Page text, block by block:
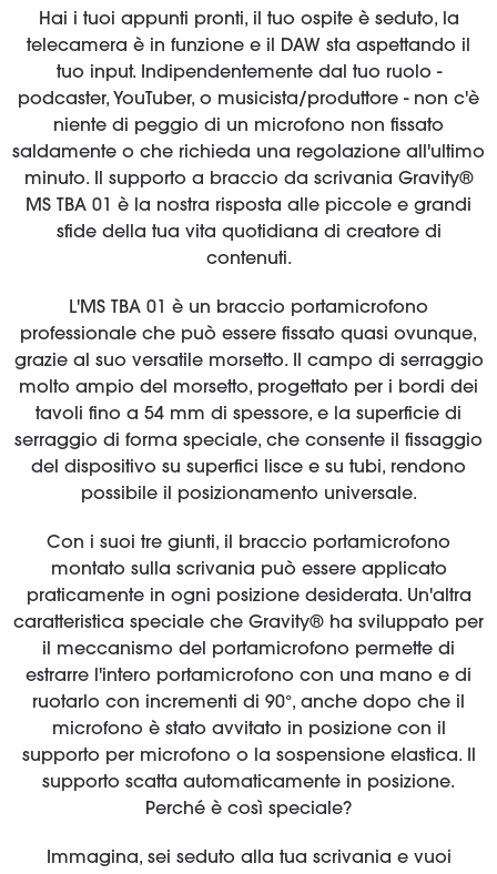
Hai i tuoi appunti pronti, il tuo ospite è seduto, la
telecamera è in funzione e il DAW sta aspettando il
tuo input. Indipendentemente dal tuo ruolo -
podcaster, YouTuber, o musicista/produttore - non c'è
niente di peggio di un microfono non fissato
saldamente o che richieda una regolazione all'ultimo
minuto. Il supporto a braccio da scrivania Gravity®
MS TBA 01 è la nostra risposta alle piccole e grandi
sfide della tua vita quotidiana di creatore di
contenuti.
L'MS TBA 01 è un braccio portamicrofono
professionale che può essere fissato quasi ovunque,
grazie al suo versatile morsetto. Il campo di serraggio
molto ampio del morsetto, progettato per i bordi dei
tavoli fino a 54 mm di spessore, e la superficie di
serraggio di forma speciale, che consente il fissaggio
del dispositivo su superfici lisce e su tubi, rendono
possibile il posizionamento universale.
Con i suoi tre giunti, il braccio portamicrofono
montato sulla scrivania può essere applicato
praticamente in ogni posizione desiderata. Un'altra
caratteristica speciale che Gravity® ha sviluppato per
il meccanismo del portamicrofono permette di
estrarre l'intero portamicrofono con una mano e di
ruotarlo con incrementi di 90°, anche dopo che il
microfono è stato avvitato in posizione con il
supporto per microfono o la sospensione elastica. Il
supporto scatta automaticamente in posizione.
Perché è così speciale?
Immagina, sei seduto alla tua scrivania e vuoi